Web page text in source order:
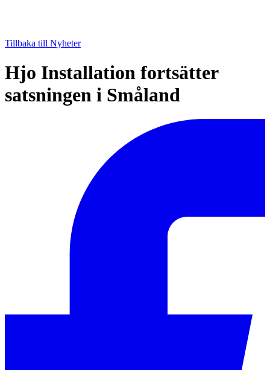
Tillbaka till Nyheter
Hjo Installation fortsätter
satsningen i Småland